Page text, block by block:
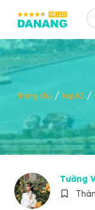
Trang chủ / topAZ /
Tường